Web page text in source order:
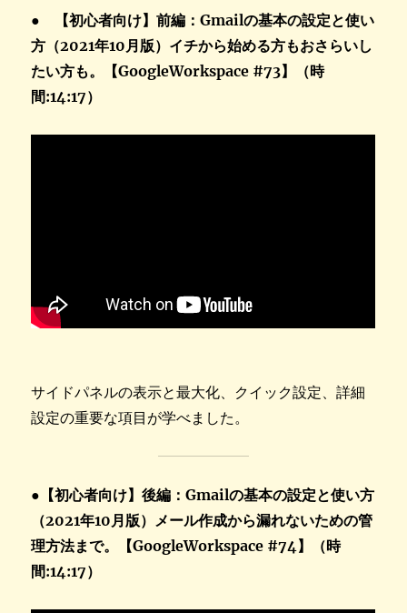
● 【初心者向け】前編：Gmailの基本の設定と使い
方（2021年10月版）イチから始める方もおさらいし
たい方も。【GoogleWorkspace #73】（時
間:14:17）
サイドパネルの表示と最大化、クイック設定、詳細
設定の重要な項目が学べました。
●【初心者向け】後編：Gmailの基本の設定と使い方
（2021年10月版）メール作成から漏れないための管
理方法まで。【GoogleWorkspace #74】
（時
間:14:17）